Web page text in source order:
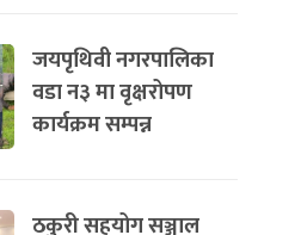
जयपृथिवी नगरपालिका
वडा न३ मा वृक्षरोपण
कार्यक्रम सम्पन्न
ठकुरी सहयोग सञ्जाल